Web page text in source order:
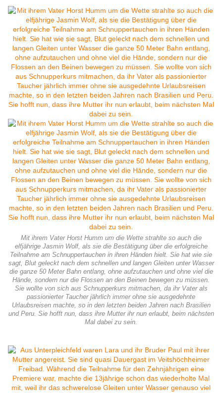
Mit ihrem Vater Horst Humm um die Wette strahlte so auch die
elfjährige Jasmin Wolf, als sie die Bestätigung über die erfolgreiche
Teilnahme am Schnuppertauchen in ihren Händen hielt. Sie hat wie sie
sagt, Blut geleckt nach dem schnellen und langen Gleiten unter Wasser
die ganze 50 Meter Bahn entlang, ohne aufzutauchen und ohne viel die
Hände, sondern nur die Flossen an den Beinen bewegen zu müssen.
Sie wollte von sich aus Schnupperkurs mitmachen, da ihr Vater als
passionierter Taucher jährlich immer ohne sie ausgedehnte
Urlaubsreisen machte, so in den letzten beiden Jahren nach Brasilien
und Peru. Sie hofft nun, dass ihre Mutter ihr nun erlaubt, beim nächsten
Mal dabei zu sein.